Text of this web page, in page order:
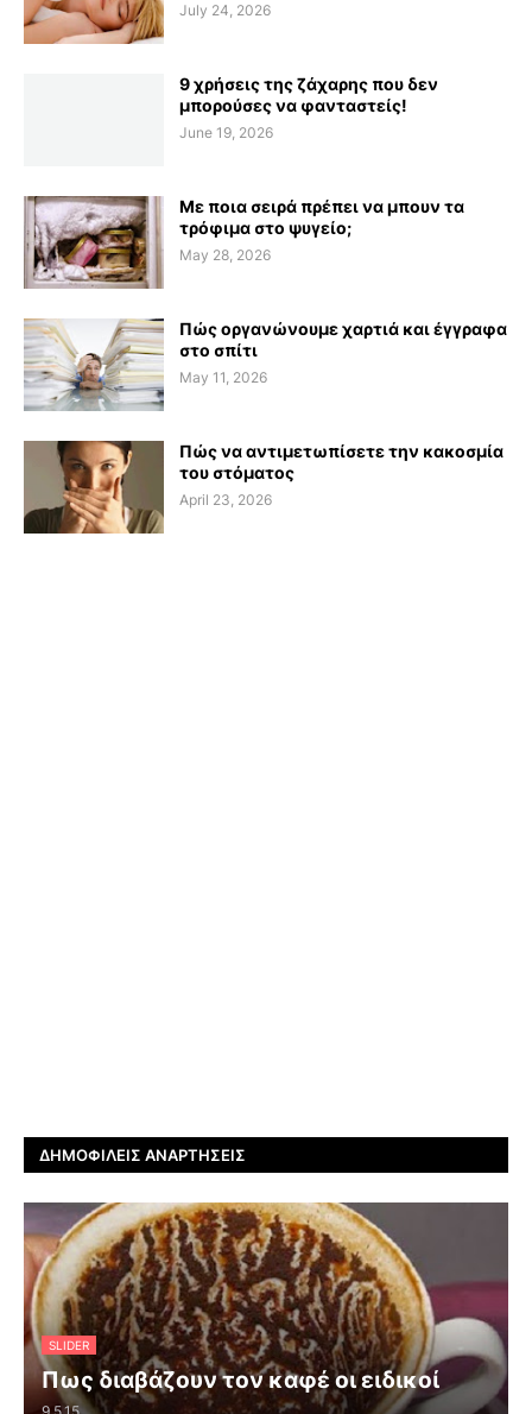
July 24, 2026
9 χρήσεις της ζάχαρης που δεν
μπορούσες να φανταστείς!
June 19, 2026
Με ποια σειρά πρέπει να μπουν τα
τρόφιμα στο ψυγείο;
May 28, 2026
Πώς οργανώνουμε χαρτιά και έγγραφα
στο σπίτι
May 11, 2026
Πώς να αντιμετωπίσετε την κακοσμία
του στόματος
April 23, 2026
ΔΗΜΟΦΙΛΕΊΣ ΑΝΑΡΤΉΣΕΙΣ
SLIDER
Πως διαβάζουν τον καφέ οι ειδικοί